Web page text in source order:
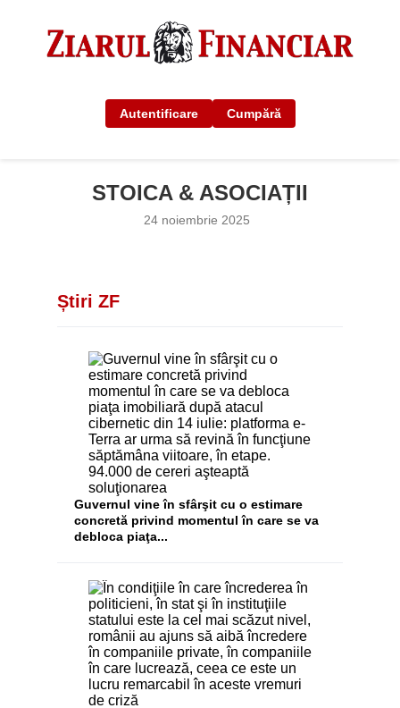
Autentificare Cumpără
STOICA & ASOCIAȚII
24 noiembrie 2025
Știri ZF
Guvernul vine în sfârşit cu o estimare
concretă privind momentul în care se va
debloca piaţa...